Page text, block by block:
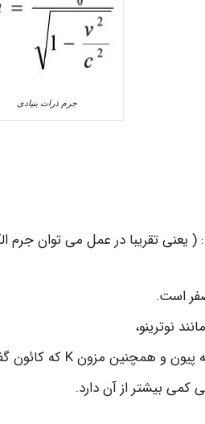
جرم ذرات بنیادی
است.
نوترینو،
کمی بیشتر از آن دارد.